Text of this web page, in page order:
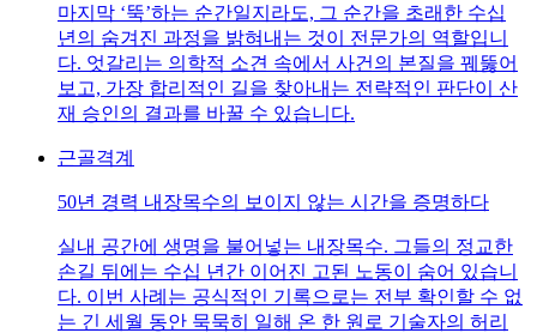
마지막 ‘뚝’하는 순간일지라도, 그 순간을 초래한 수십
년의 숨겨진 과정을 밝혀내는 것이 전문가의 역할입니
다. 엇갈리는 의학적 소견 속에서 사건의 본질을 꿰뚫어
보고, 가장 합리적인 길을 찾아내는 전략적인 판단이 산
재 승인의 결과를 바꿀 수 있습니다.
근골격계
50년 경력 내장목수의 보이지 않는 시간을 증명하다
실내 공간에 생명을 불어넣는 내장목수. 그들의 정교한
손길 뒤에는 수십 년간 이어진 고된 노동이 숨어 있습니
다. 이번 사례는 공식적인 기록으로는 전부 확인할 수 없
는 긴 세월 동안 묵묵히 일해 온 한 원로 기술자의 허리